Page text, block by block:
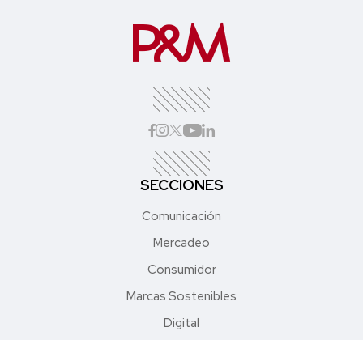
SECCIONES
Comunicación
Mercadeo
Consumidor
Marcas Sostenibles
Digital